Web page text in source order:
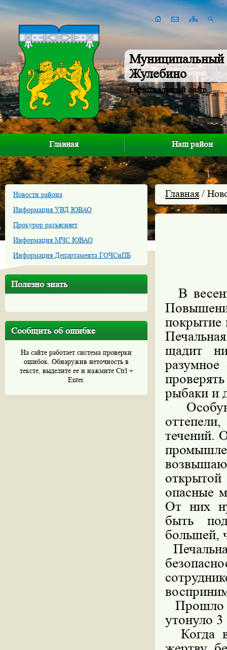
Муниципальный
Жулебино
Официальный сайт
Главная Наш район
Новости района
Информация УВД ЮВАО
Прокурор разъясняет
Информация МЧС ЮВАО
Информация Департамента ГОЧСиПБ
Полезно знать
Сообщить об ошибке
На сайте работает система проверки
ошибок. Обнаружив неточность в
тексте, выделите ее и нажмите Ctrl +
Enter.
Главная /
В
покрытие
щадит
рыбаки и
Особую
течений.
опасные
От них
быть
большей,
Прошло
утонуло 3
Когда